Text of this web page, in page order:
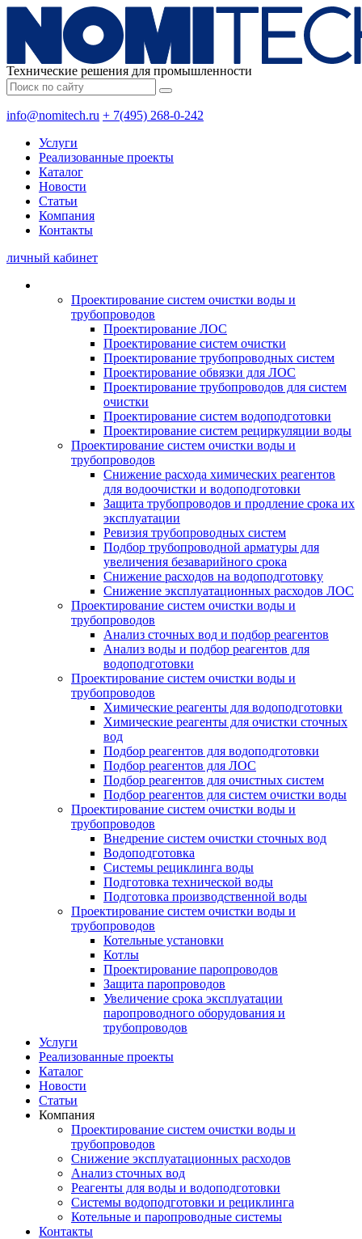
Технические решения для промышленности
info@nomitech.ru + 7(495) 268-0-242
Услуги
Реализованные проекты
Каталог
Новости
Статьи
Компания
Контакты
личный кабинет
Проектирование систем очистки воды и
трубопроводов
Проектирование ЛОС
Проектирование систем очистки
Проектирование трубопроводных систем
Проектирование обвязки для ЛОС
Проектирование трубопроводов для систем
очистки
Проектирование систем водоподготовки
Проектирование систем рециркуляции воды
Проектирование систем очистки воды и
трубопроводов
Снижение расхода химических реагентов
для водоочистки и водоподготовки
Защита трубопроводов и продление срока их
эксплуатации
Ревизия трубопроводных систем
Подбор трубопроводной арматуры для
увеличения безаварийного срока
Снижение расходов на водоподготовку
Снижение эксплуатационных расходов ЛОС
Проектирование систем очистки воды и
трубопроводов
Анализ сточных вод и подбор реагентов
Анализ воды и подбор реагентов для
водоподготовки
Проектирование систем очистки воды и
трубопроводов
Химические реагенты для водоподготовки
Химические реагенты для очистки сточных
вод
Подбор реагентов для водоподготовки
Подбор реагентов для ЛОС
Подбор реагентов для очистных систем
Подбор реагентов для систем очистки воды
Проектирование систем очистки воды и
трубопроводов
Внедрение систем очистки сточных вод
Водоподготовка
Системы рециклинга воды
Подготовка технической воды
Подготовка производственной воды
Проектирование систем очистки воды и
трубопроводов
Котельные установки
Котлы
Проектирование паропроводов
Защита паропроводов
Увеличение срока эксплуатации
паропроводного оборудования и
трубопроводов
Услуги
Реализованные проекты
Каталог
Новости
Статьи
Компания
Проектирование систем очистки воды и
трубопроводов
Снижение эксплуатационных расходов
Анализ сточных вод
Реагенты для воды и водоподготовки
Системы водоподготовки и рециклинга
Котельные и паропроводные системы
Контакты